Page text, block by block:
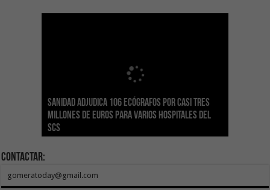
Sanidad adjudica 106 ecógrafos por casi tres
millones de euros para varios hospitales del
SCS
Gesplan logra la máxima puntuación en el
Índice de Transparencia de Canarias por cuarto
año consecutivo
El Gobierno canario concede ayudas del
POSEICAN-Pesca al sector por valor de 7,09 M€
tras aumentar las cuantías
Transición Ecológica coordina con Ashotel su
adhesión a la Red de Refugios Climáticos de
Canarias
Visocan incorpora 170 pisos a su parque de
vivienda protegida en régimen de alquiler
asequible de Tenerife
Sanidad refuerza la capacidad diagnóstica de
los centros de salud con el impulso de la
ecografía clínica
Contactar:
gomeratoday@gmail.com